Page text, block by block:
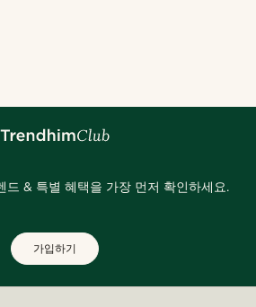
드 & 특별 혜택을 가장 먼저 확인하세요.
가입하기